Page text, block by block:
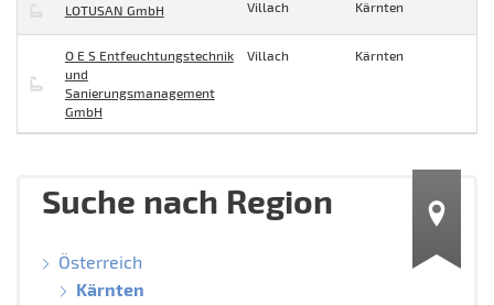
LOTUSAN GmbH Villach Kärnten
O E S Entfeuchtungstechnik
und
Sanierungsmanagement
GmbH
Villach Kärnten
Suche nach Region
Österreich
Kärnten